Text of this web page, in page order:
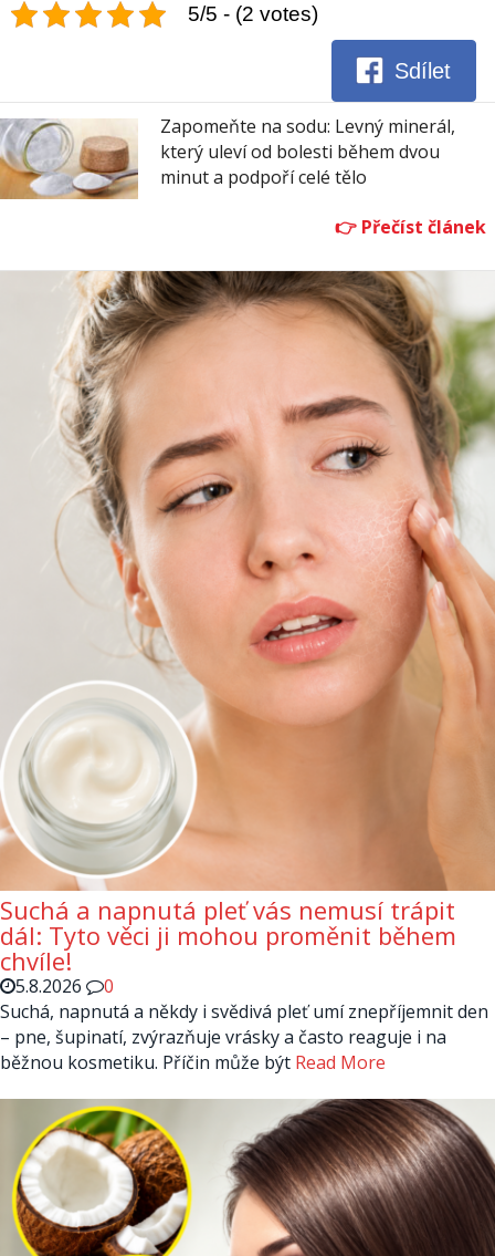
5/5 - (2 votes)
Sdílet
Zapomeňte na sodu: Levný minerál,
který uleví od bolesti během dvou
minut a podpoří celé tělo
Suchá a napnutá pleť vás nemusí trápit
dál: Tyto věci ji mohou proměnit během
chvíle!
5.8.2026
0
Suchá, napnutá a někdy i svědivá pleť umí znepříjemnit den
– pne, šupinatí, zvýrazňuje vrásky a často reaguje i na
běžnou kosmetiku. Příčin může být Read More